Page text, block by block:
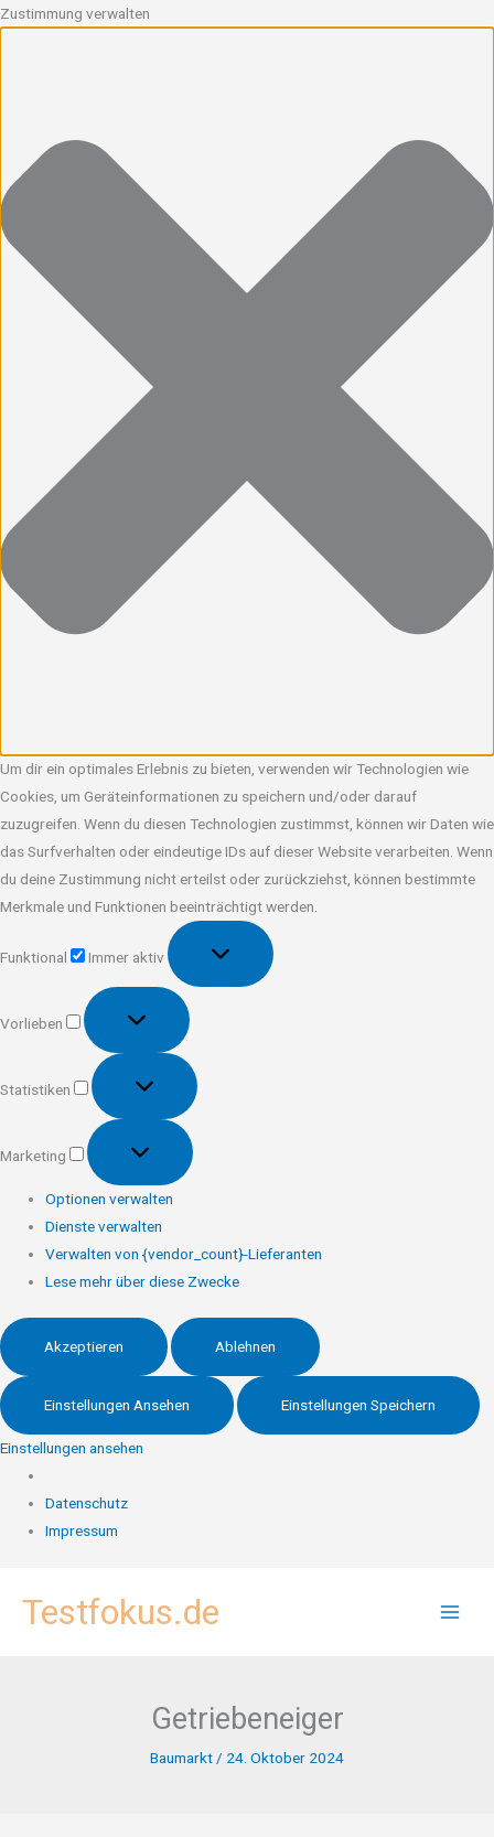
Zustimmung verwalten
Um dir ein optimales Erlebnis zu bieten, verwenden wir Technologien wie
Cookies, um Geräteinformationen zu speichern und/oder darauf
zuzugreifen. Wenn du diesen Technologien zustimmst, können wir Daten wie
das Surfverhalten oder eindeutige IDs auf dieser Website verarbeiten. Wenn
du deine Zustimmung nicht erteilst oder zurückziehst, können bestimmte
Merkmale und Funktionen beeinträchtigt werden.
Funktional
Immer aktiv
Vorlieben
Vorlieben
Statistiken
Statistiken
Marketing
Marketing
Optionen verwalten
Dienste verwalten
Verwalten von {vendor_count}-Lieferanten
Lese mehr über diese Zwecke
Akzeptieren Ablehnen
Einstellungen Ansehen Einstellungen Speichern
Einstellungen ansehen
Datenschutz
Impressum
InhaltTestfokus.de
Getriebeneiger
Baumarkt / 24. Oktober 2024